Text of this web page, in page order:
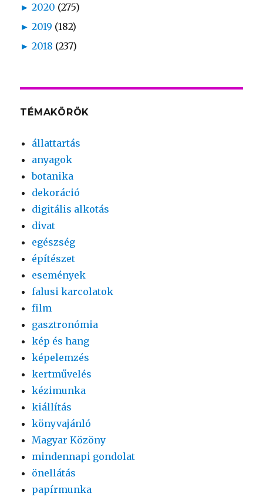
► 2020 (275)
► 2019 (182)
► 2018 (237)
TÉMAKÖRÖK
állattartás
anyagok
botanika
dekoráció
digitális alkotás
divat
egészség
építészet
események
falusi karcolatok
film
gasztronómia
kép és hang
képelemzés
kertművelés
kézimunka
kiállítás
könyvajánló
Magyar Közöny
mindennapi gondolat
önellátás
papírmunka